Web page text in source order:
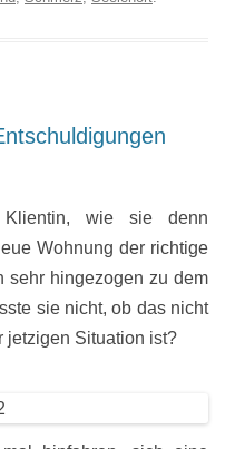
wie sie denn
Wohnung der richtige
sehr hingezogen zu dem
sie nicht, ob das nicht
jetzigen Situation ist?